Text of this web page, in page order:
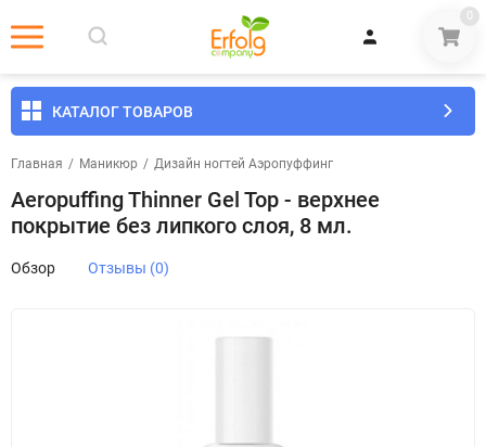
0
КАТАЛОГ ТОВАРОВ
Главная / Маникюр / Дизайн ногтей Аэропуффинг
Aeropuffing Thinner Gel Top - верхнее
покрытие без липкого слоя, 8 мл.
Обзор Отзывы (0)